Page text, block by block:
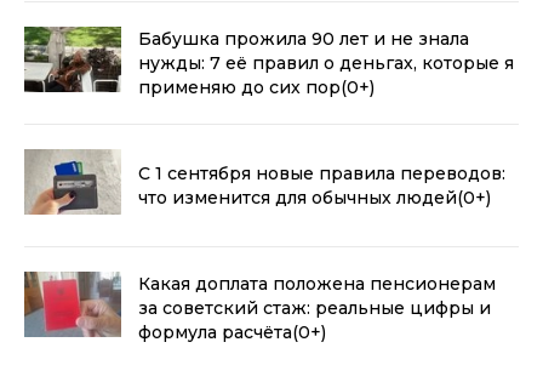
Бабушка прожила 90 лет и не знала
нужды: 7 её правил о деньгах, которые я
применяю до сих пор(0+)
С 1 сентября новые правила переводов:
что изменится для обычных людей(0+)
Какая доплата положена пенсионерам
за советский стаж: реальные цифры и
формула расчёта(0+)